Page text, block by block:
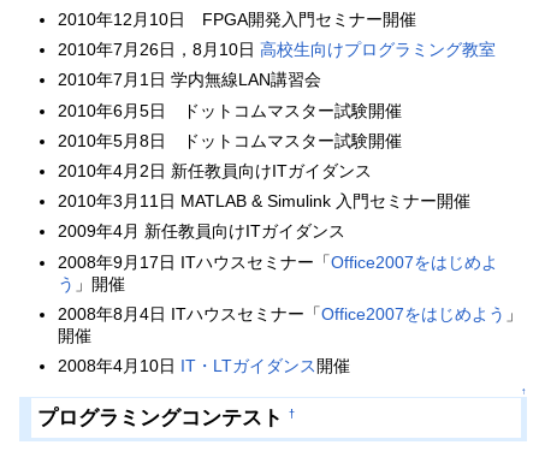
2010年12月10日 FPGA開発入門セミナー開催
2010年7月26日，8月10日高校生向けプログラミング教室
2010年7月1日 学内無線LAN講習会
2010年6月5日 ドットコムマスター試験開催
2010年5月8日 ドットコムマスター試験開催
2010年4月2日 新任教員向けITガイダンス
2010年3月11日 MATLAB & Simulink 入門セミナー開催
2009年4月 新任教員向けITガイダンス
2008年9月17日 ITハウスセミナー「Office2007をはじめよ
う 」開催
2008年8月4日 ITハウスセミナー「Office2007をはじめよう 」
開催
2008年4月10日 IT・LTガイダンス開催
↑
プログラミングコンテスト †